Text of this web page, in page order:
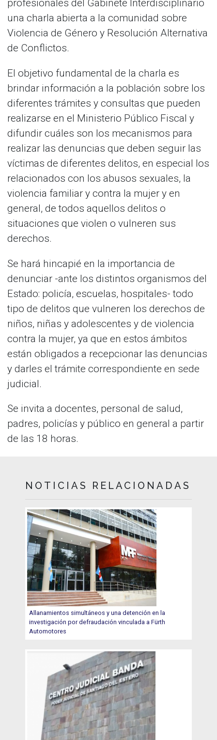
profesionales del Gabinete Interdisciplinario
una charla abierta a la comunidad sobre
Violencia de Género y Resolución Alternativa
de Conflictos.
El objetivo fundamental de la charla es
brindar información a la población sobre los
diferentes trámites y consultas que pueden
realizarse en el Ministerio Público Fiscal y
difundir cuáles son los mecanismos para
realizar las denuncias que deben seguir las
víctimas de diferentes delitos, en especial los
relacionados con los abusos sexuales, la
violencia familiar y contra la mujer y en
general, de todos aquellos delitos o
situaciones que violen o vulneren sus
derechos.
Se hará hincapié en la importancia de
denunciar -ante los distintos organismos del
Estado: policía, escuelas, hospitales- todo
tipo de delitos que vulneren los derechos de
niños, niñas y adolescentes y de violencia
contra la mujer, ya que en estos ámbitos
están obligados a recepcionar las denuncias
y darles el trámite correspondiente en sede
judicial.
Se invita a docentes, personal de salud,
padres, policías y público en general a partir
de las 18 horas.
NOTICIAS RELACIONADAS
Allanamientos simultáneos y una detención en la
investigación por defraudación vinculada a Fürth
Automotores